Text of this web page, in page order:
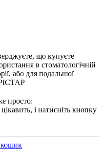
що купуєте
в стоматологічній
або для подальшої
просто:
і натисніть кнопку